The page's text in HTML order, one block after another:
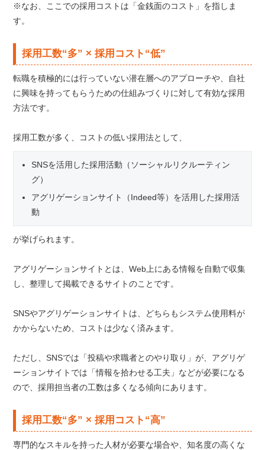
※なお、ここでの採用コストは「金銭面のコスト」を指しま
す。
採用工数“多” × 採用コスト“低”
転職を積極的には行っていない潜在層へのアプローチや、自社
に興味を持ってもらうための仕組みづくりに対して有効な採用
方法です。
採用工数が多く、コストの低い採用法として、
SNSを活用した採用活動（ソーシャルリクルーティン
グ）
アグリゲーションサイト（Indeed等）を活用した採用活
動
が挙げられます。
アグリゲーションサイトとは、Web上にある情報を自動で収集
し、整理して掲載できるサイトのことです。
SNSやアグリゲーションサイトは、どちらもシステム使用料が
かからないため、コストは少なく済みます。
ただし、SNSでは「投稿や求職者とのやり取り」が、アグリゲ
ーションサイトでは「情報を拾わせる工夫」などが必要になる
ので、採用担当者の工数は多くなる傾向にあります。
採用工数“多” × 採用コスト“高”
専門的なスキルを持った人材が必要な場合や、知名度の高くな